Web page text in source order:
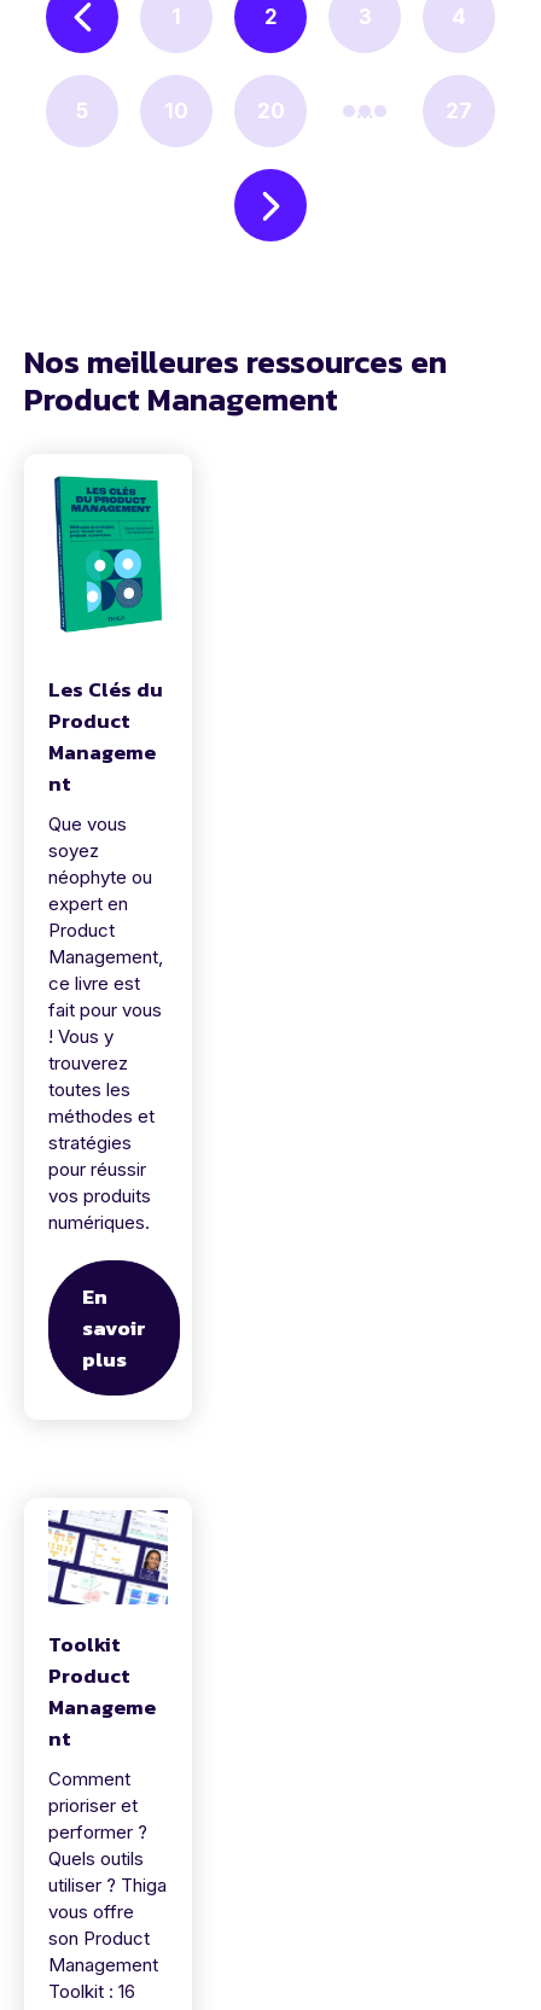
1 2 3 4
5 10 20 ... 27
Nos meilleures ressources en
Product Management
Les Clés du
Product
Manageme
nt
Que vous
soyez
néophyte ou
expert en
Product
Management,
ce livre est
fait pour vous
! Vous y
trouverez
toutes les
méthodes et
stratégies
pour réussir
vos produits
numériques.
En
savoir
plus
Toolkit
Product
Manageme
nt
Comment
prioriser et
performer ?
Quels outils
utiliser ? Thiga
vous offre
son Product
Management
Toolkit : 16